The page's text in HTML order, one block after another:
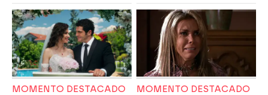
MOMENTO DESTACADO MOMENTO DESTACADO